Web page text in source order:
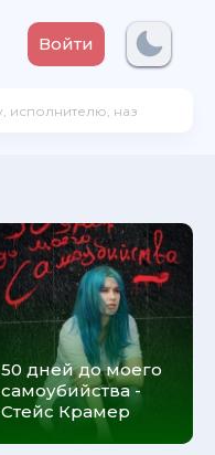
Войти
50 дней до моего
самоубийства -
Стейс Крамер